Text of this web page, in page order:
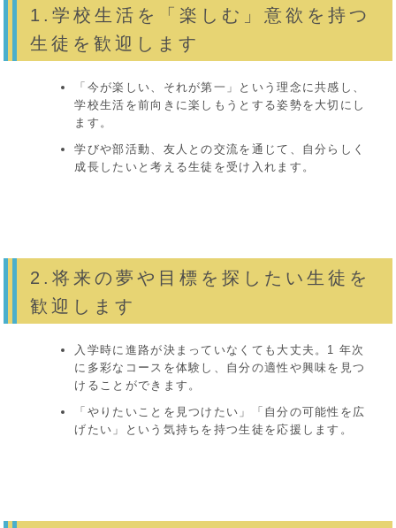
1.学校生活を「楽しむ」意欲を持つ
生徒を歓迎します
「今が楽しい、それが第一」という理念に共感し、
学校生活を前向きに楽しもうとする姿勢を大切にし
ます。
学びや部活動、友人との交流を通じて、自分らしく
成長したいと考える生徒を受け入れます。
2.将来の夢や目標を探したい生徒を
歓迎します
入学時に進路が決まっていなくても大丈夫。1 年次
に多彩なコースを体験し、自分の適性や興味を見つ
けることができます。
「やりたいことを見つけたい」「自分の可能性を広
げたい」という気持ちを持つ生徒を応援します。